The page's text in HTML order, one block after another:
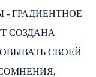
ГРАДИЕНТНОЕ
СОЗДАНА
СВОЕЙ